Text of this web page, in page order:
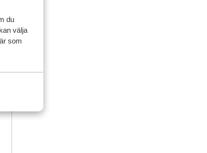
du
välja
som